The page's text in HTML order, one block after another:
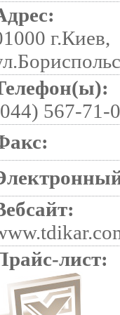
г.Киев,
567-71-
лист: